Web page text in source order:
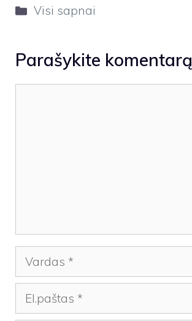
Kategorijos
Visi sapnai
Parašykite komentarą
Vardas
El.paštas